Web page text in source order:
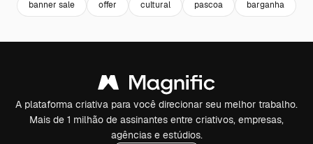
banner sale offer cultural pascoa barganha
A plataforma criativa para você direcionar seu melhor trabalho.
Mais de 1 milhão de assinantes entre criativos, empresas,
agências e estúdios.